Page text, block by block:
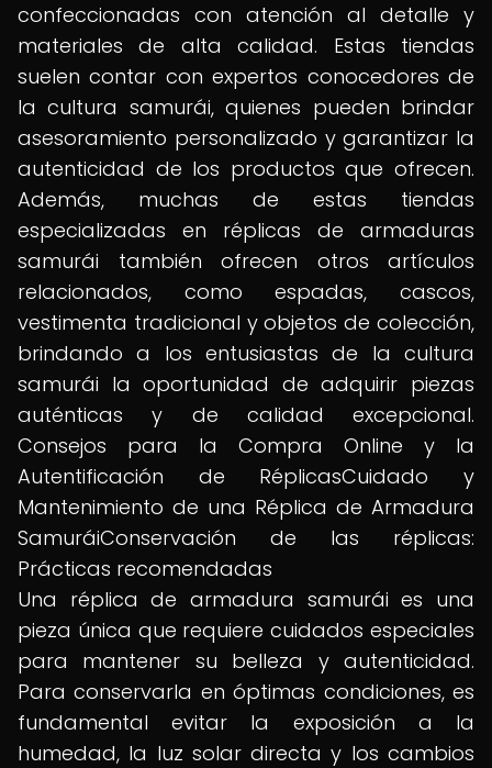
confeccionadas con atención al detalle y
materiales de alta calidad. Estas tiendas
suelen contar con expertos conocedores de
la cultura samurái, quienes pueden brindar
asesoramiento personalizado y garantizar la
autenticidad de los productos que ofrecen.
Además, muchas de estas tiendas
especializadas en réplicas de armaduras
samurái también ofrecen otros artículos
relacionados, como espadas, cascos,
vestimenta tradicional y objetos de colección,
brindando a los entusiastas de la cultura
samurái la oportunidad de adquirir piezas
auténticas y de calidad excepcional.
Consejos para la Compra Online y la
Autentificación de RéplicasCuidado y
Mantenimiento de una Réplica de Armadura
SamuráiConservación de las réplicas:
Prácticas recomendadas
Una réplica de armadura samurái es una
pieza única que requiere cuidados especiales
para mantener su belleza y autenticidad.
Para conservarla en óptimas condiciones, es
fundamental evitar la exposición a la
humedad, la luz solar directa y los cambios